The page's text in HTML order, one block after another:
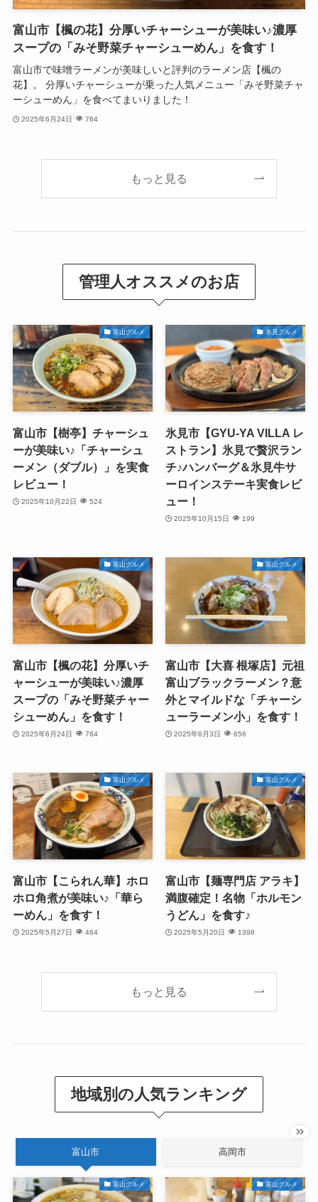
富山市【楓の花】分厚いチャーシューが美味い♪濃厚
スープの「みそ野菜チャーシューめん」を食す！
富山市で味噌ラーメンが美味しいと評判のラーメン店【楓の
花】。 分厚いチャーシューが乗った人気メニュー「みそ野菜チャ
ーシューめん」を食べてまいりました！
2025年6月24日 764
もっと見る
管理人オススメのお店
富山グルメ
富山市【樹亭】チャーシュ
ーが美味い♪「チャーシュ
ーメン（ダブル）」を実食
レビュー！
2025年10月22日 524
氷見グルメ
氷見市【GYU-YA VILLA レ
ストラン】氷見で贅沢ラン
チ♪ハンバーグ＆氷見牛サ
ーロインステーキ実食レビ
ュー！
2025年10月15日 199
富山グルメ
富山市【楓の花】分厚いチ
ャーシューが美味い♪濃厚
スープの「みそ野菜チャー
シューめん」を食す！
2025年6月24日 764
富山グルメ
富山市【大喜 根塚店】元祖
富山ブラックラーメン？意
外とマイルドな「チャーシ
ューラーメン小」を食す！
2025年6月3日 656
富山グルメ
富山市【こられん華】ホロ
ホロ角煮が美味い♪「華ら
ーめん」を食す！
2025年5月27日 464
富山グルメ
富山市【麺専門店 アラキ】
満腹確定！名物「ホルモン
うどん」を食す♪
2025年5月20日 1398
もっと見る
地域別の人気ランキング
富山市 高岡市
富山グルメ 富山グルメ